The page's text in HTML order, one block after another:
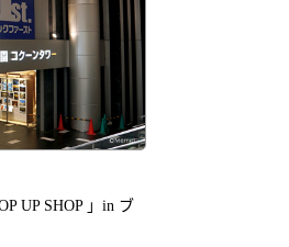
UP SHOP 」in ブ